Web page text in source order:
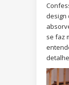
design
se faz